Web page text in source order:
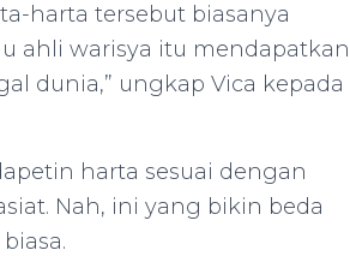
harta tersebut biasanya
ahli warisya itu mendapatkan
dunia,” ungkap Vica kepada
harta sesuai dengan
Nah, ini yang bikin beda